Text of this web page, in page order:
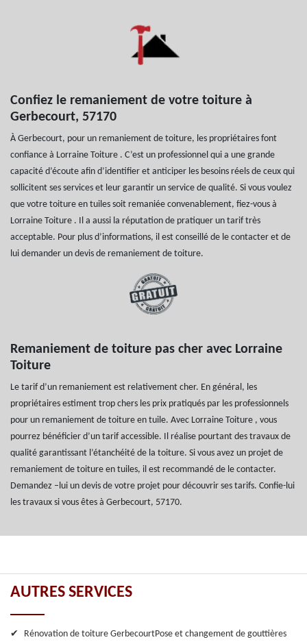
Confiez le remaniement de votre toiture à
Gerbecourt, 57170
À Gerbecourt, pour un remaniement de toiture, les propriétaires font
confiance à Lorraine Toiture . C’est un professionnel qui a une grande
capacité d’écoute afin d’identifier et anticiper les besoins réels de ceux qui
sollicitent ses services et leur garantir un service de qualité. Si vous voulez
que votre toiture en tuiles soit remaniée convenablement, fiez-vous à
Lorraine Toiture . Il a aussi la réputation de pratiquer un tarif très
acceptable. Pour plus d’informations, il est conseillé de le contacter et de
lui demander un devis de remaniement de toiture.
Remaniement de toiture pas cher avec Lorraine
Toiture
Le tarif d’un remaniement est relativement cher. En général, les
propriétaires estiment trop chers les prix pratiqués par les professionnels
pour un remaniement de toiture en tuile. Avec Lorraine Toiture , vous
pourrez bénéficier d’un tarif accessible. Il réalise pourtant des travaux de
qualité garantissant l’étanchéité de la toiture. Si vous avez un projet de
remaniement de toiture en tuiles, il est recommandé de le contacter.
Demandez –lui un devis de votre projet pour découvrir ses tarifs. Confie-lui
les travaux si vous êtes à Gerbecourt, 57170.
AUTRES SERVICES
Rénovation de toiture GerbecourtPose et changement de gouttières